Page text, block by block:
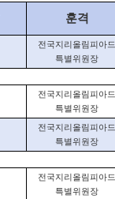
훈격
전국지리올림피아드
특별위원장
전국지리올림피아드
특별위원장
전국지리올림피아드
특별위원장
전국지리올림피아드
특별위원장